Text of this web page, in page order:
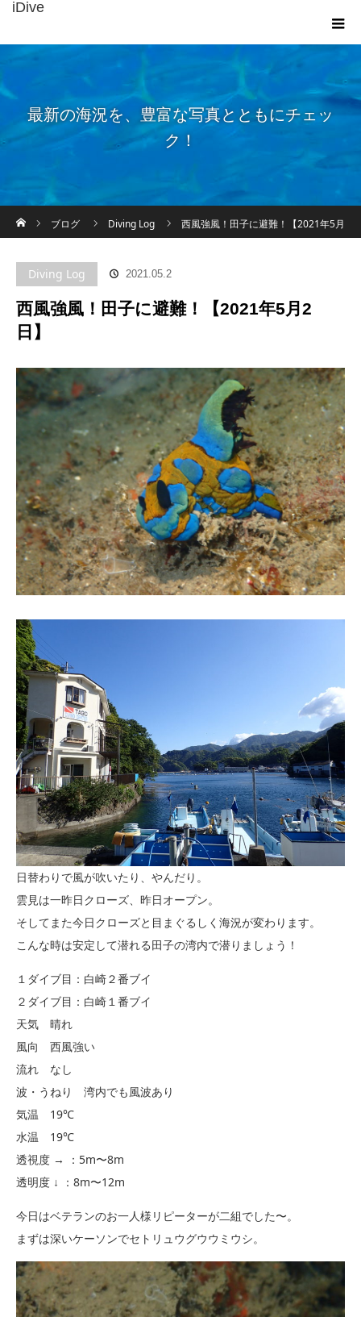
iDive
最新の海況を、豊富な写真とともにチェッ
ク！
ブログ
Diving Log 西風強風！田子に避難！【2021年5月
Diving Log 2021.05.2
西風強風！田子に避難！【2021年5月2
日】
日替わりで風が吹いたり、やんだり。
雲見は一昨日クローズ、昨日オープン。
そしてまた今日クローズと目まぐるしく海況が変わります。
こんな時は安定して潜れる田子の湾内で潜りましょう！
１ダイブ目：白崎２番ブイ
２ダイブ目：白崎１番ブイ
天気 晴れ
風向 西風強い
流れ なし
波・うねり 湾内でも風波あり
気温 19℃
水温 19℃
透視度 → ：5m〜8m
透明度 ↓ ：8m〜12m
今日はベテランのお一人様リピーターが二組でした〜。
まずは深いケーソンでセトリュウグウウミウシ。